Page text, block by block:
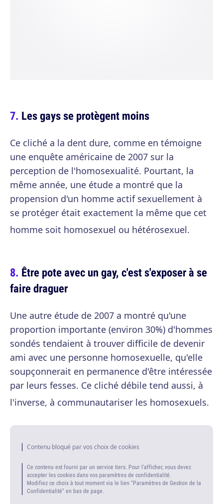
Les gays se protègent moins
Ce cliché a la dent dure, comme en témoigne
une enquête américaine de 2007 sur la
perception de l'homosexualité. Pourtant, la
même année, une étude a montré que la
propension d'un homme actif sexuellement à
se protéger était exactement la même que cet
homme soit homosexuel ou hétérosexuel.
Être pote avec un gay, c'est s'exposer à se
faire draguer
Une autre étude de 2007 a montré qu'une
proportion importante (environ 30%) d'hommes
sondés tendaient à trouver difficile de devenir
ami avec une personne homosexuelle, qu'elle
soupçonnerait en permanence d'être intéressée
par leurs fesses. Ce cliché débile tend aussi, à
l'inverse, à communautariser les homosexuels.
Contenu bloqué par vos choix de cookies
Ce contenu est fourni par un service tiers. Pour l'afficher, vous devez
accepter les cookies dans vos paramètres de confidentialité.
Modifiez ce choix à tout moment via le lien "Paramètres de Gestion de la
Confidentialité" en bas de page.